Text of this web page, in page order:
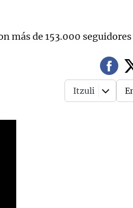
más de 153.000 seguidores
Itzuli